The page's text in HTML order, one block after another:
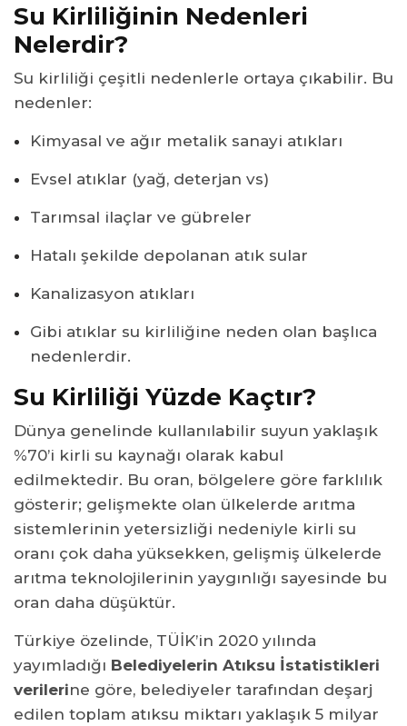
Su Kirliliğinin Nedenleri
Nelerdir?
Su kirliliği çeşitli nedenlerle ortaya çıkabilir. Bu
nedenler:
Kimyasal ve ağır metalik sanayi atıkları
Evsel atıklar (yağ, deterjan vs)
Tarımsal ilaçlar ve gübreler
Hatalı şekilde depolanan atık sular
Kanalizasyon atıkları
Gibi atıklar su kirliliğine neden olan başlıca
nedenlerdir.
Su Kirliliği Yüzde Kaçtır?
Dünya genelinde kullanılabilir suyun yaklaşık
%70’i kirli su kaynağı olarak kabul
edilmektedir. Bu oran, bölgelere göre farklılık
gösterir; gelişmekte olan ülkelerde arıtma
sistemlerinin yetersizliği nedeniyle kirli su
oranı çok daha yüksekken, gelişmiş ülkelerde
arıtma teknolojilerinin yaygınlığı sayesinde bu
oran daha düşüktür.
Türkiye özelinde, TÜİK’in 2020 yılında
yayımladığı Belediyelerin Atıksu İstatistikleri
verilerine göre, belediyeler tarafından deşarj
edilen toplam atıksu miktarı yaklaşık 5 milyar